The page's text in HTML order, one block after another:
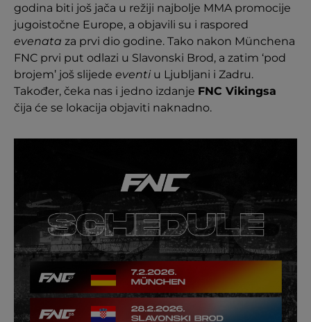
godina biti još jača u režiji najbolje MMA promocije
jugoistočne Europe, a objavili su i raspored
evenata za prvi dio godine. Tako nakon Münchena
FNC prvi put odlazi u Slavonski Brod, a zatim ‘pod
brojem’ još slijede eventi u Ljubljani i Zadru.
Također, čeka nas i jedno izdanje FNC Vikingsa
čija će se lokacija objaviti naknadno.